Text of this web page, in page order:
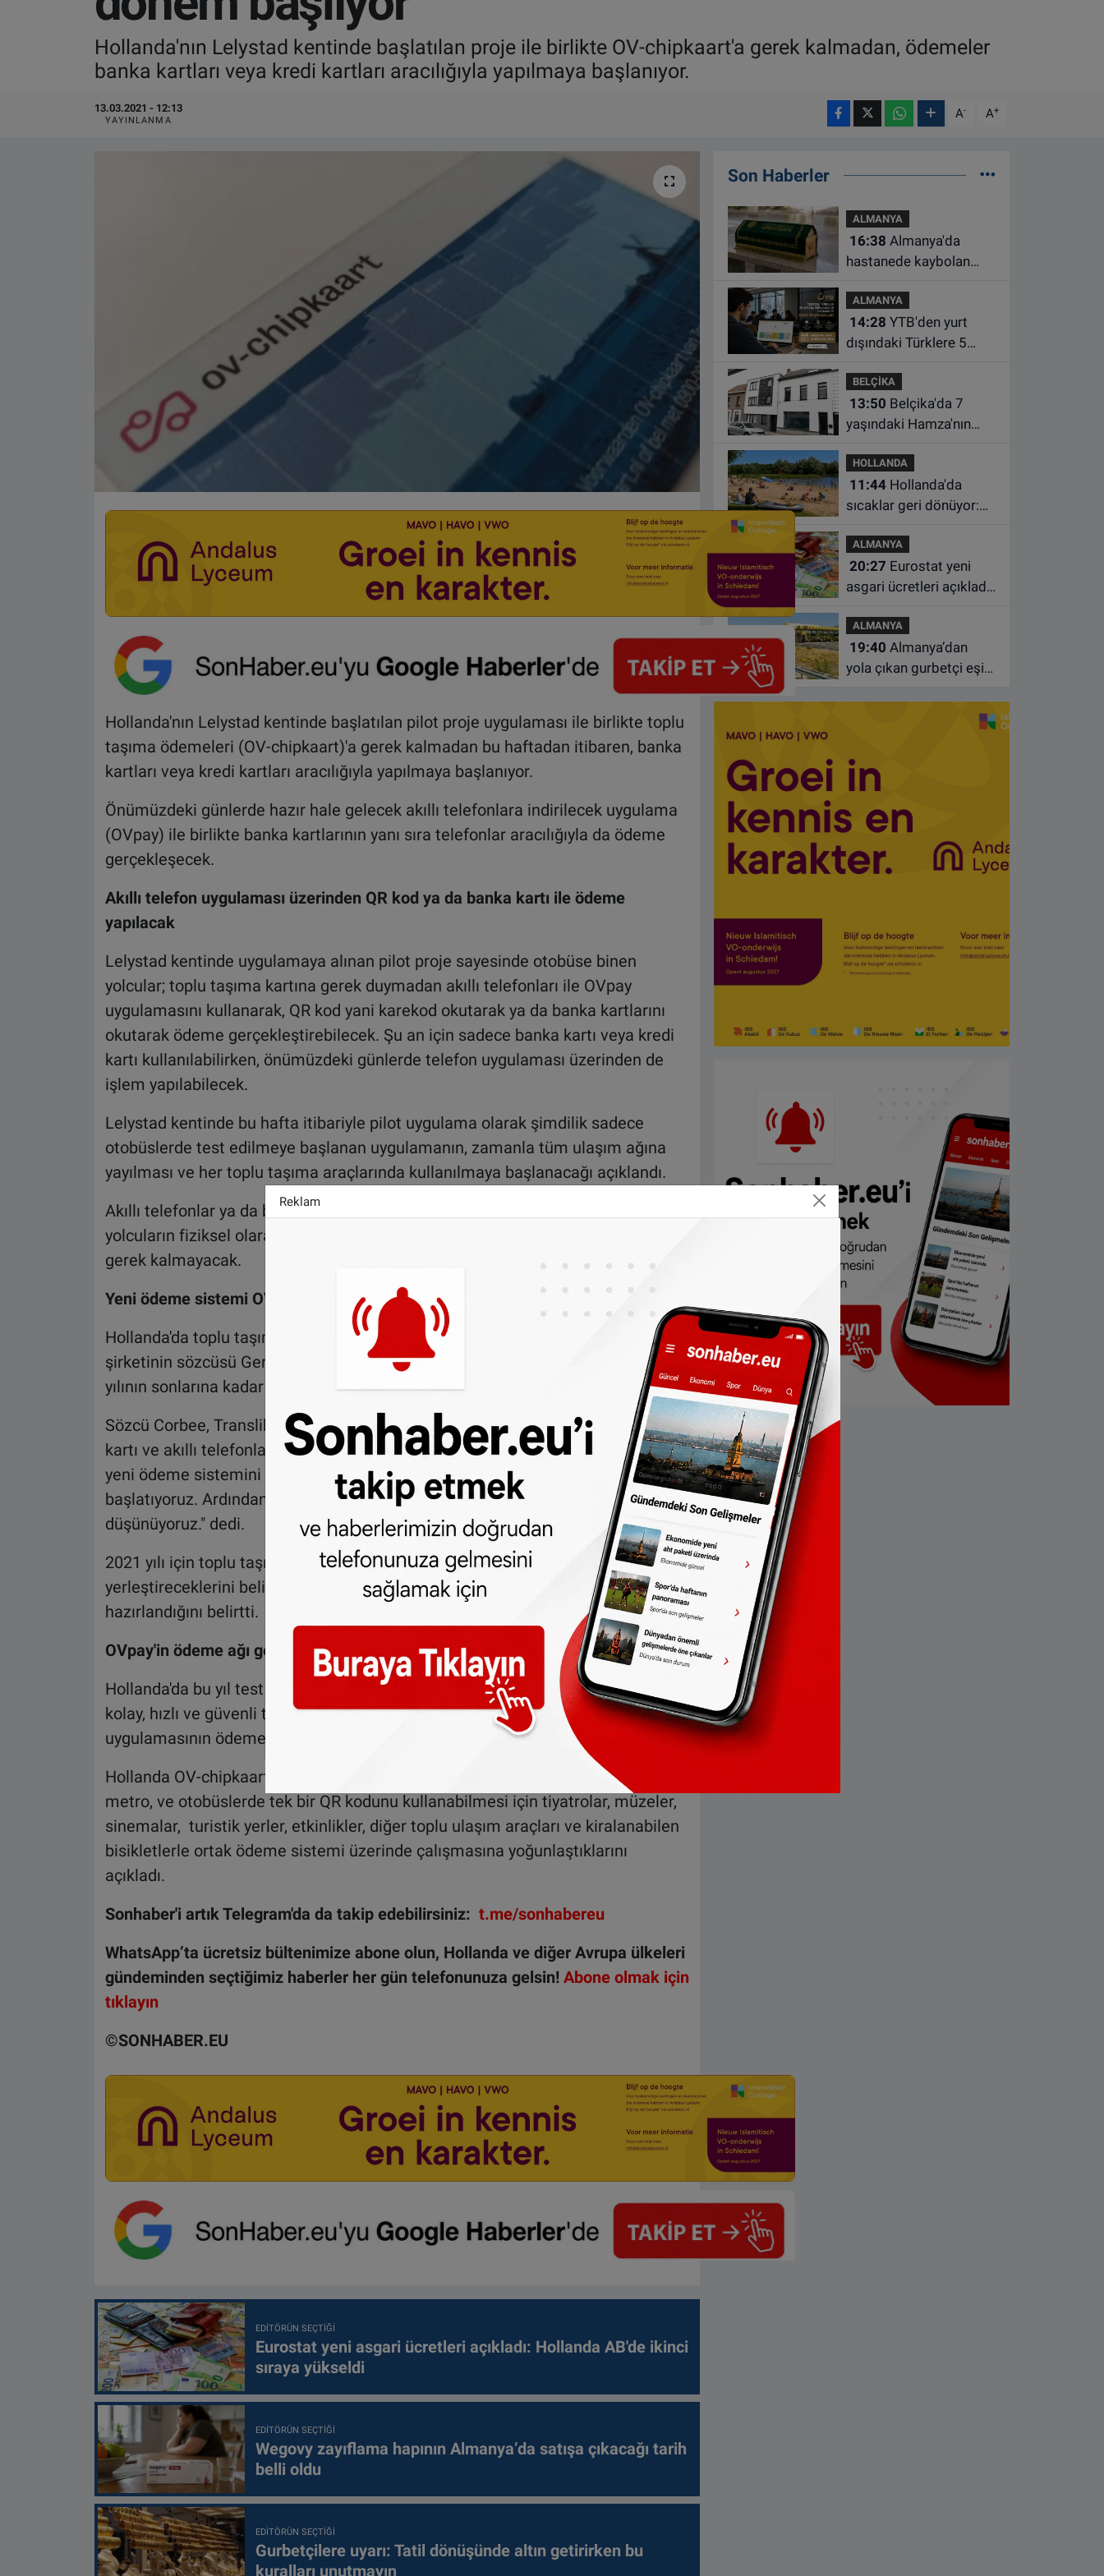
Hollanda'nın Lelystad kentinde başlatılan proje ile birlikte OV-chipkaart'a gerek kalmadan, ödemeler
banka kartları veya kredi kartları aracılığıyla yapılmaya başlanıyor.
13.03.2021 - 12:13
YAYINLANMA A- A+
Hollanda'nın Lelystad kentinde başlatılan pilot proje uygulaması ile birlikte toplu
taşıma ödemeleri (OV-chipkaart)'a gerek kalmadan bu haftadan itibaren, banka
kartları veya kredi kartları aracılığıyla yapılmaya başlanıyor.
Önümüzdeki günlerde hazır hale gelecek akıllı telefonlara indirilecek uygulama
(OVpay) ile birlikte banka kartlarının yanı sıra telefonlar aracılığıyla da ödeme
gerçekleşecek.
Akıllı telefon uygulaması üzerinden QR kod ya da banka kartı ile ödeme
yapılacak
Lelystad kentinde uygulamaya alınan pilot proje sayesinde otobüse binen
yolcular; toplu taşıma kartına gerek duymadan akıllı telefonları ile OVpay
uygulamasını kullanarak, QR kod yani karekod okutarak ya da banka kartlarını
okutarak ödeme gerçekleştirebilecek. Şu an için sadece banka kartı veya kredi
kartı kullanılabilirken, önümüzdeki günlerde telefon uygulaması üzerinden de
işlem yapılabilecek.
Lelystad kentinde bu hafta itibariyle pilot uygulama olarak şimdilik sadece
otobüslerde test edilmeye başlanan uygulamanın, zamanla tüm ulaşım ağına
yayılması ve her toplu taşıma araçlarında kullanılmaya başlanacağı açıklandı.
Akıllı telefonlar ya da banka kartı aracılığıyla hayata geçirilecek sistemde,
yolcuların fiziksel olarak toplu taşıma kartı (OV-chipkaart) bulundurmasına
gerek kalmayacak.
Yeni ödeme sistemi OVpay geliyor
Hollanda'da toplu taşıma kartı (OV-chipkaart)'dan sorumlu olan Translink
şirketinin sözcüsü Gerbrant Corbee, şu an yürürlülükte olan kart sisteminin 2023
yılının sonlarına kadar sonlandırılacağını öngörüyor.
Sözcü Corbee, Translik şirketinin gelecek yıldan itibaren OVpay adında bir banka
kartı ve akıllı telefonlara indirilecek uygulama tanıtacağını açıkladı. Corbee, "Bu
yeni ödeme sistemini test etmek için bu hafta Lelystad şehir otobüslerinde
başlatıyoruz. Ardından ülkemizin geri kalanındaki tüm ulaşım ağı için
düşünüyoruz." dedi.
2021 yılı için toplu taşıma araçlarına 60 binden fazla yeni sistem kart okuyucu
yerleştireceklerini belirten Corbee, OVpay uygulamasının altyapısının bu şekilde
hazırlandığını belirtti.
OVpay'in ödeme ağı geniş genişletiliyor
Hollanda'da bu yıl test edilmeye başlanacak olan OVpay uygulamasının yolculara
kolay, hızlı ve güvenli toplu taşıma imkanı sunması bekleniyor. Ayrıca OVpay
uygulamasının ödeme ağının genişletilmesi üzerinde çalışıldığı belirtildi.
Hollanda OV-chipkaart (OV-NL) organizatörü Pedro Peters, yolcuların tren,
metro, ve otobüslerde tek bir QR kodunu kullanabilmesi için tiyatrolar, müzeler,
sinemalar, turistik yerler, etkinlikler, diğer toplu ulaşım araçları ve kiralanabilen
bisikletlerle ortak ödeme sistemi üzerinde çalışmasına yoğunlaştıklarını
açıkladı.
Sonhaber'i artık Telegram'da da takip edebilirsiniz: t.me/sonhabereu
WhatsApp’ta ücretsiz bültenimize abone olun, Hollanda ve diğer Avrupa ülkeleri
gündeminden seçtiğimiz haberler her gün telefonunuza gelsin! Abone olmak için
tıklayın
©️SONHABER.EU
EDITÖRÜN SEÇTIĞI
Eurostat yeni asgari ücretleri açıkladı: Hollanda AB'de ikinci
sıraya yükseldi
EDITÖRÜN SEÇTIĞI
Wegovy zayıflama hapının Almanya’da satışa çıkacağı tarih
belli oldu
EDITÖRÜN SEÇTIĞI
Gurbetçilere uyarı: Tatil dönüşünde altın getirirken bu
kuralları unutmayın
Son Haberler
ALMANYA
16:38
hastanede kaybolan
çamaşır makinesinde
bulundu
ALMANYA
14:28
dışındaki Türklere 5
desteği
BELÇİKA
13:50
yaşındaki Hamza'nın
dahil üç kişi tutuklandı
HOLLANDA
11:44Hollanda'da
sıcaklar geri dönüyor:
dereceyi gösterecek
ALMANYA
20:27
asgari ücretleri açıkladı:
sıraya yükseldi
ALMANYA
19:40
yola çıkan gurbetçi eşini
ALGEMENE VOORWAARDEN
CONTACT
Reklam